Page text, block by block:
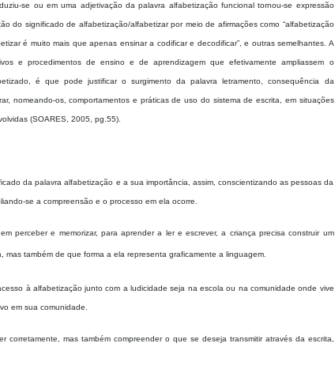
se ou em uma adjetivação da palavra alfabetização funcional tornou-se expressão
do significado de alfabetização/alfabetizar por meio de afirmações como “alfabetização
é muito mais que apenas ensinar a codificar e decodificar”, e outras semelhantes. A
e procedimentos de ensino e de aprendizagem que efetivamente ampliassem o
é que pode justificar o surgimento da palavra letramento, consequência da
nomeando-os, comportamentos e práticas de uso do sistema de escrita, em situações
(SOARES, 2005, pg.55).
da palavra alfabetização e a sua importância, assim, conscientizando as pessoas da
se a compreensão e o processo em ela ocorre.
perceber e memorizar, para aprender a ler e escrever, a criança precisa construir um
também de que forma a ela representa graficamente a linguagem.
à alfabetização junto com a ludicidade seja na escola ou na comunidade onde vive
em sua comunidade.
mas também compreender o que se deseja transmitir através da escrita,